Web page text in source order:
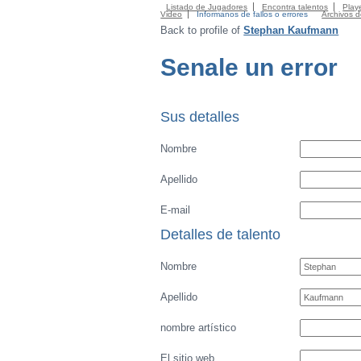
Listado de Jugadores Encontra talentos
Video
Informanos de fallos o errores Archivos
Back to profile of Stephan Kaufmann
Senale un error
Sus detalles
Nombre
Apellido
E-mail
Detalles de talento
Nombre
Apellido
nombre artístico
El sitio web